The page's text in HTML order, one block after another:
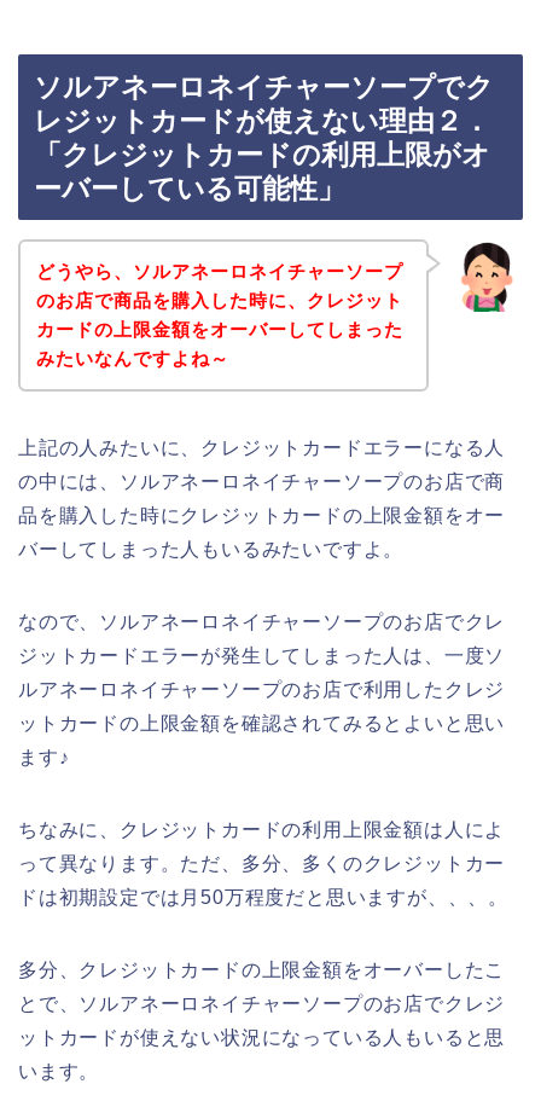
ソルアネーロネイチャーソープでク
レジットカードが使えない理由２．
「クレジットカードの利用上限がオ
ーバーしている可能性」
どうやら、ソルアネーロネイチャーソープ
のお店で商品を購入した時に、クレジット
カードの上限金額をオーバーしてしまった
みたいなんですよね～
上記の人みたいに、クレジットカードエラーになる人
の中には、ソルアネーロネイチャーソープのお店で商
品を購入した時にクレジットカードの上限金額をオー
バーしてしまった人もいるみたいですよ。
なので、ソルアネーロネイチャーソープのお店でクレ
ジットカードエラーが発生してしまった人は、一度ソ
ルアネーロネイチャーソープのお店で利用したクレジ
ットカードの上限金額を確認されてみるとよいと思い
ます♪
ちなみに、クレジットカードの利用上限金額は人によ
って異なります。ただ、多分、多くのクレジットカー
ドは初期設定では月50万程度だと思いますが、、、。
多分、クレジットカードの上限金額をオーバーしたこ
とで、ソルアネーロネイチャーソープのお店でクレジ
ットカードが使えない状況になっている人もいると思
います。